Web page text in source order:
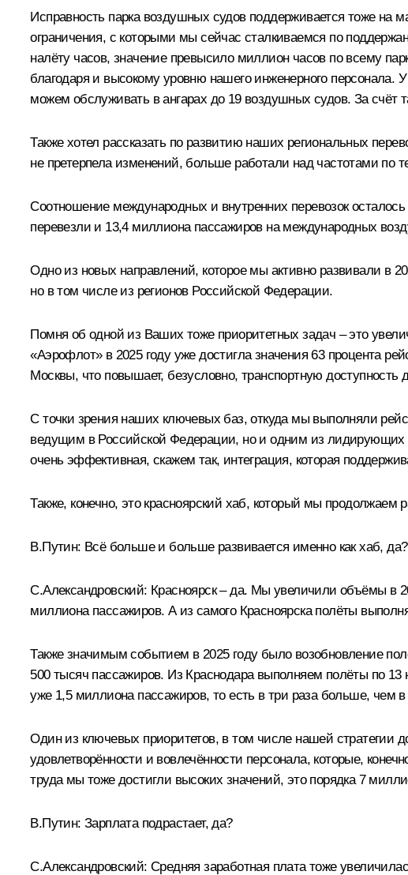
Исправность парка воздушных судов поддерживается тоже на
ограничения, с которыми мы сейчас сталкиваемся по
налёту часов, значение превысило миллион часов по всему
благодаря и высокому уровню нашего инженерного персонала.
можем обслуживать в ангарах до 19 воздушных судов. За счёт
Также хотел рассказать по развитию наших региональных
не претерпела изменений, больше работали над частотами по
Соотношение международных и внутренних перевозок
перевезли и 13,4 миллиона пассажиров на международных
Одно из новых направлений, которое мы активно развивали в
но в том числе из регионов Российской Федерации.
Помня об одной из Ваших тоже приоритетных задач – это
«Аэрофлот» в 2025 году уже достигла значения 63 процента
Москвы, что повышает, безусловно, транспортную доступность
С точки зрения наших ключевых баз, откуда мы выполняли
ведущим в Российской Федерации, но и одним из лидирующих
очень эффективная, скажем так, интеграция, которая
Также, конечно, это красноярский хаб, который мы продолжаем
В.Путин: Всё больше и больше развивается именно как хаб, да?
С.Александровский: Красноярск – да. Мы увеличили объёмы в
миллиона пассажиров. А из самого Красноярска полёты
Также значимым событием в 2025 году было возобновление
500 тысяч пассажиров. Из Краснодара выполняем полёты по
уже 1,5 миллиона пассажиров, то есть в три раза больше, чем
Один из ключевых приоритетов, в том числе нашей стратегии
удовлетворённости и вовлечённости персонала, которые,
труда мы тоже достигли высоких значений, это порядка 7
В.Путин: Зарплата подрастает, да?
С.Александровский: Средняя заработная плата тоже